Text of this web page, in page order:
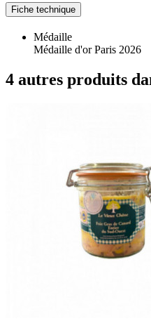
Fiche technique
Médaille
Médaille d'or Paris 2026
4 autres produits